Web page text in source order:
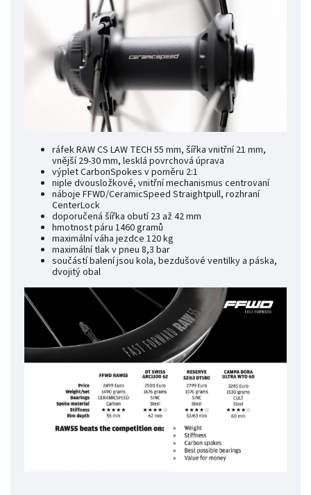
ráfek RAW CS LAW TECH 55 mm, šířka vnitřní 21 mm,
vnější 29-30 mm, lesklá povrchová úprava
výplet CarbonSpokes v poměru 2:1
niple dvousložkové, vnitřní mechanismus centrovaní
náboje FFWD/CeramicSpeed Straightpull, rozhraní
CenterLock
doporučená šířka obutí 23 až 42 mm
hmotnost páru 1460 gramů
maximální váha jezdce 120 kg
maximální tlak v pneu 8,3 bar
součástí balení jsou kola, bezdušové ventilky a páska,
dvojitý obal